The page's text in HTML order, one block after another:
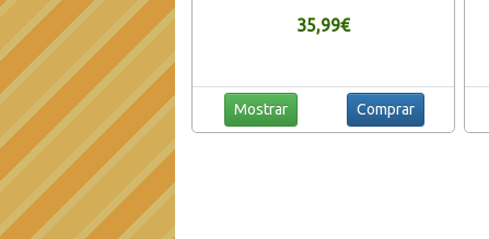
35,99€
Mostrar Comprar